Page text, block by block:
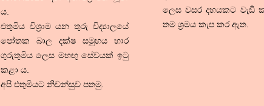
ය.
එතුමිය විශ්‍රාම යන තුරු විද්‍යාලයේ
පෝතක බාල දක්ෂ සමූහය භාර
ගුරුතුමිය ලෙස මහඟු සේවයක් ඉටු
කළා ය.
අපි එතුමියට නිවන්සුව පතමු.
ලෙස වසර දහයකට වැඩි
තම ශ්‍රමය කැප කර ඇත.